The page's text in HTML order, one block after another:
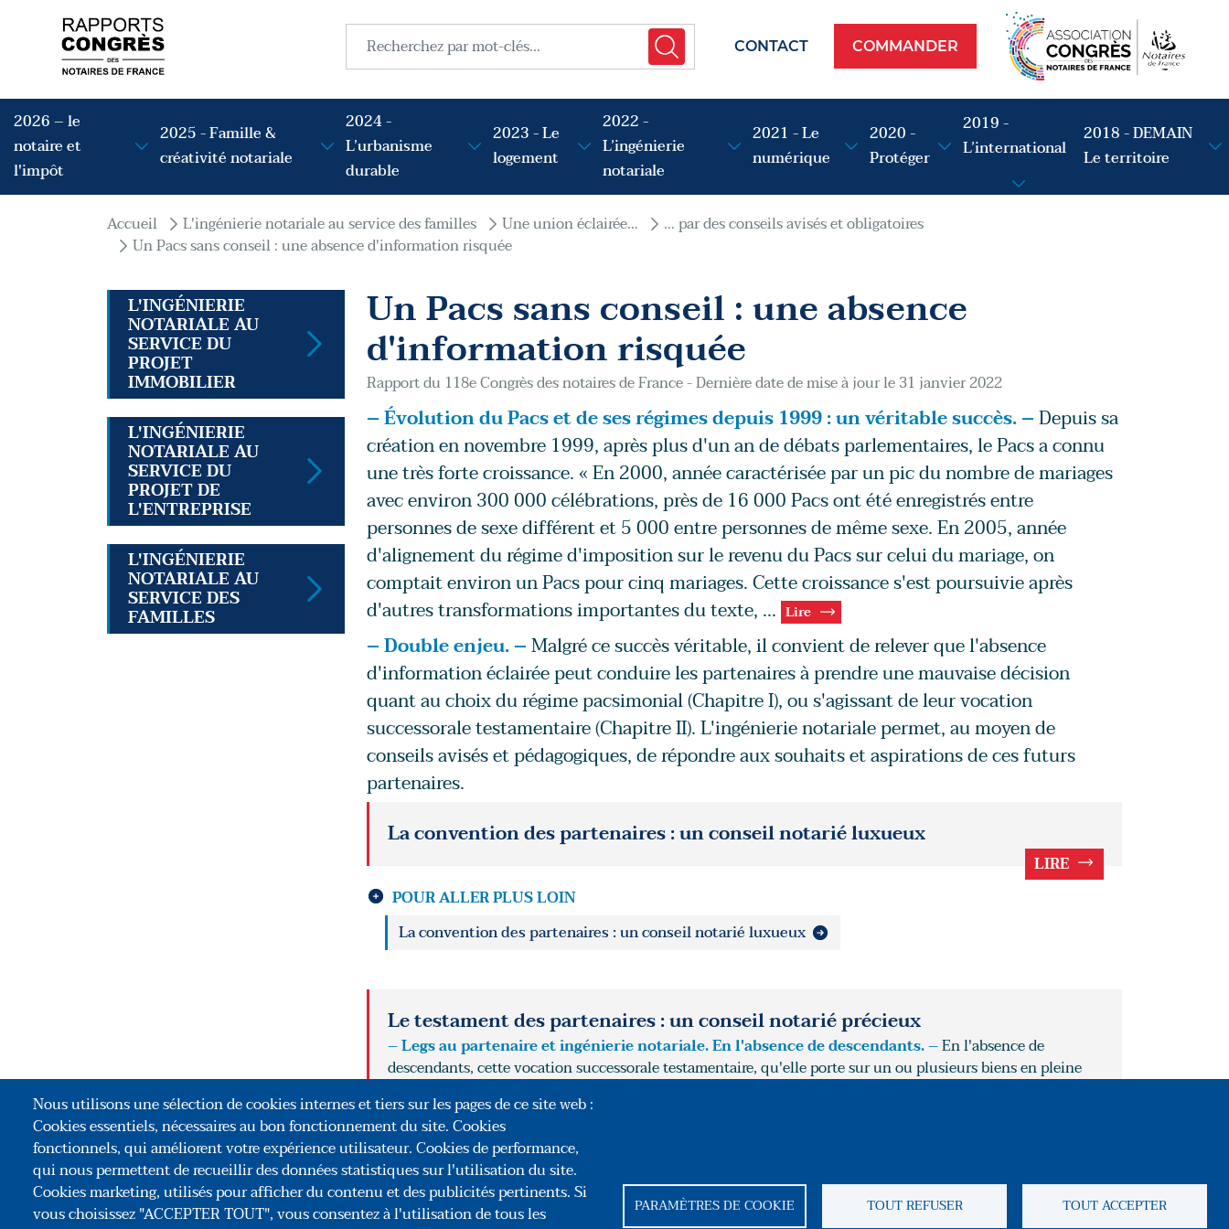
Rechercher
menu top
CONTACT Commander
COMMANDER
Navigation principale
2026 – le
notaire et
l'impôt
2025 - Famille &
créativité notariale
2024 -
L’urbanisme
durable
2023 - Le
logement
2022 -
L’ingénierie
notariale
2021 - Le
numérique
2020 -
Protéger
2019 -
L’international
2018 - DEMAIN
Le territoire
Fil d'Ariane
Accueil L'ingénierie notariale au service des familles Une union éclairée…
… par des conseils avisés et obligatoires
Un Pacs sans conseil : une absence d'information risquée
L'INGÉNIERIE
NOTARIALE AU
SERVICE DU
PROJET
IMMOBILIER
L'INGÉNIERIE
NOTARIALE AU
SERVICE DU
PROJET DE
L'ENTREPRISE
L'INGÉNIERIE
NOTARIALE AU
SERVICE DES
FAMILLES
Un Pacs sans conseil : une absence
d'information risquée
Rapport du 118e Congrès des notaires de France - Dernière date de mise à jour le 31 janvier 2022
– Évolution du Pacs et de ses régimes depuis 1999 : un véritable succès. –Depuis sa
création en novembre 1999, après plus d'un an de débats parlementaires, le Pacs a connu
une très forte croissance. « En 2000, année caractérisée par un pic du nombre de mariages
avec environ 300 000 célébrations, près de 16 000 Pacs ont été enregistrés entre
personnes de sexe différent et 5 000 entre personnes de même sexe. En 2005, année
d'alignement du régime d'imposition sur le revenu du Pacs sur celui du mariage, on
comptait environ un Pacs pour cinq mariages. Cette croissance s'est poursuivie après
d'autres transformations importantes du texte, ... Lire
– Double enjeu. –Malgré ce succès véritable, il convient de relever que l'absence
d'information éclairée peut conduire les partenaires à prendre une mauvaise décision
quant au choix du régime pacsimonial (Chapitre I), ou s'agissant de leur vocation
successorale testamentaire (Chapitre II). L'ingénierie notariale permet, au moyen de
conseils avisés et pédagogiques, de répondre aux souhaits et aspirations de ces futurs
partenaires.
La convention des partenaires : un conseil notarié luxueux
LIRE
POUR ALLER PLUS LOIN
La convention des partenaires : un conseil notarié luxueux
Le testament des partenaires : un conseil notarié précieux
– Legs au partenaire et ingénierie notariale. En l'absence de descendants. –En l'absence de
descendants, cette vocation successorale testamentaire, qu'elle porte sur un ou plusieurs biens en pleine
Nous utilisons une sélection de cookies internes et tiers sur les pages de ce site web :
Cookies essentiels, nécessaires au bon fonctionnement du site. Cookies
fonctionnels, qui améliorent votre expérience utilisateur. Cookies de performance,
qui nous permettent de recueillir des données statistiques sur l'utilisation du site.
Cookies marketing, utilisés pour afficher du contenu et des publicités pertinents. Si
vous choisissez "ACCEPTER TOUT", vous consentez à l'utilisation de tous les
PARAMÈTRES DE COOKIE TOUT REFUSER TOUT ACCEPTER
Association Congrès des Notaires de France
35, rue du Général Foy – 75008 Paris
Reseaux